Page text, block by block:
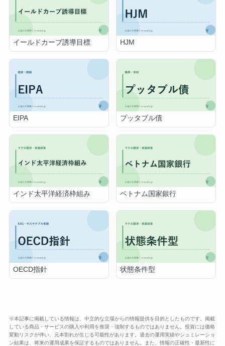
イールドカーブ誘導目標 HJM
EIPA プッタブル債
インド太平洋経済枠組み ベトナム国家銀行
OECD指針 状態条件型
※本記事に掲載している情報は、中立的な立場からの情報提供を目的としたものです。掲載
している商品・サービスの購入や利用を推奨・強制するものではありません。投資には価格
変動リスクが伴い、元本割れが生じる可能性があります。過去の運用実績やシュミレーショ
ン結果は、将来の運用成果を保証するものではありません。また、情報の正確性・最新性に